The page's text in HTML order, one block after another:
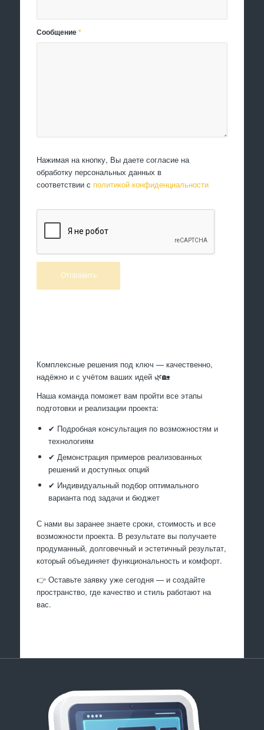
Сообщение*
Нажимая на кнопку, Вы даете согласие на
обработку персональных данных в
соответствии с политикой конфиденциальности
Комплексные решения под ключ — качественно,
надёжно и с учётом ваших идей 🌿🏡
Наша команда поможет вам пройти все этапы
подготовки и реализации проекта:
✔ Подробная консультация по возможностям и
технологиям
✔ Демонстрация примеров реализованных
решений и доступных опций
✔ Индивидуальный подбор оптимального
варианта под задачи и бюджет
С нами вы заранее знаете сроки, стоимость и все
возможности проекта. В результате вы получаете
продуманный, долговечный и эстетичный результат,
который объединяет функциональность и комфорт.
👉 Оставьте заявку уже сегодня — и создайте
пространство, где качество и стиль работают на
вас.